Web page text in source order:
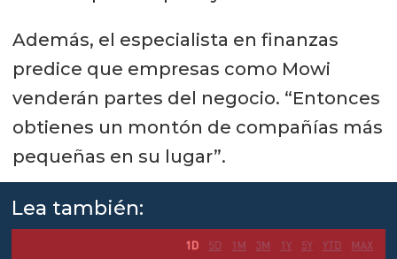
Además, el especialista en finanzas
predice que empresas como Mowi
venderán partes del negocio. “Entonces
obtienes un montón de compañías más
pequeñas en su lugar”.
Lea también: